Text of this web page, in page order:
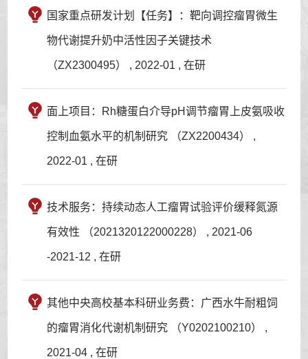
国家重点研发计划【任务】：靶向调控瘤胃微生
物代谢提升奶中活性因子关键技术
（ZX2300495） , 2022-01 , 在研
面上项目：Rh糖蛋白介导pH调节瘤胃上皮氨吸收
控制血氨水平的机制研究 （ZX2200434） ,
2022-01 , 在研
技术服务：持续动态人工瘤胃试验评价缓释氮源
有效性 （2021320122000228） , 2021-06
-2021-12 , 在研
其他中央高校基本科研业务费：广西水牛耐粗饲
的瘤胃消化代谢机制研究 （Y0202100210） ,
2021-04 , 在研